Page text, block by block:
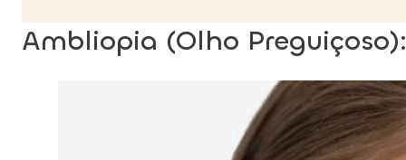
Ambliopia (Olho